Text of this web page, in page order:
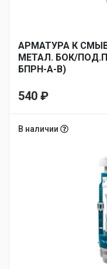
АРМАТУРА К
МЕТАЛ. БОК/
БПРН-А-В)
540 ₽
В наличии